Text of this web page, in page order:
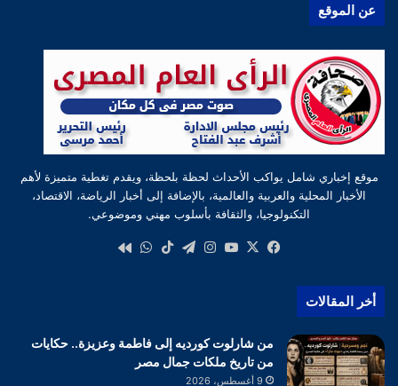
عن الموقع
موقع إخباري شامل يواكب الأحداث لحظة بلحظة، ويقدم تغطية متميزة لأهم
الأخبار المحلية والعربية والعالمية، بالإضافة إلى أخبار الرياضة، الاقتصاد،
التكنولوجيا، والثقافة بأسلوب مهني وموضوعي.
فيسبوك
‫X
‫YouTube
انستقرام
تيلقرام‫TikTokواتساب
أخر المقالات
من شارلوت كورديه إلى فاطمة وعزيزة.. حكايات
من تاريخ ملكات جمال مصر
9 أغسطس، 2026